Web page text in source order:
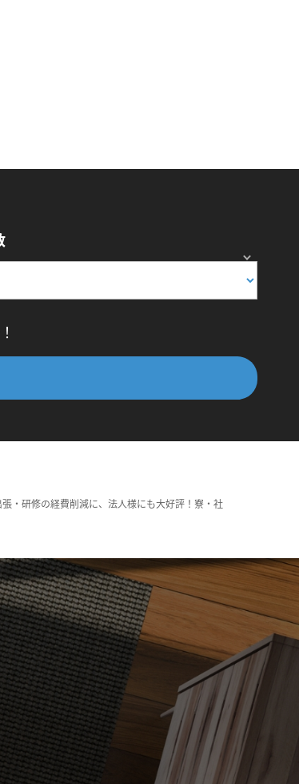
・研修の経費削減に、法人様にも大好評！寮・社